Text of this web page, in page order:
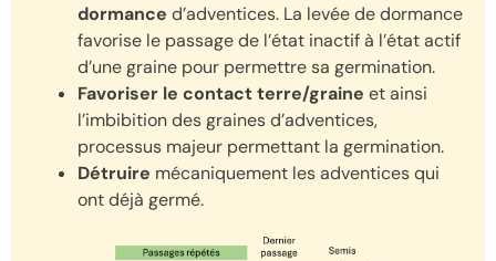
dormance d’adventices. La levée de dormance
favorise le passage de l’état inactif à l’état actif
d’une graine pour permettre sa germination.
Favoriser le contact terre/graine et ainsi
l’imbibition des graines d’adventices,
processus majeur permettant la germination.
Détruire mécaniquement les adventices qui
ont déjà germé.